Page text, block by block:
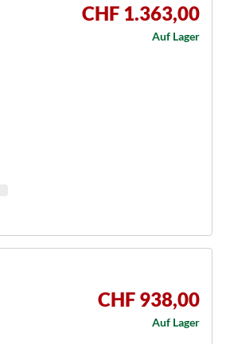
CHF 1.363,00
Auf Lager
CHF 938,00
Auf Lager